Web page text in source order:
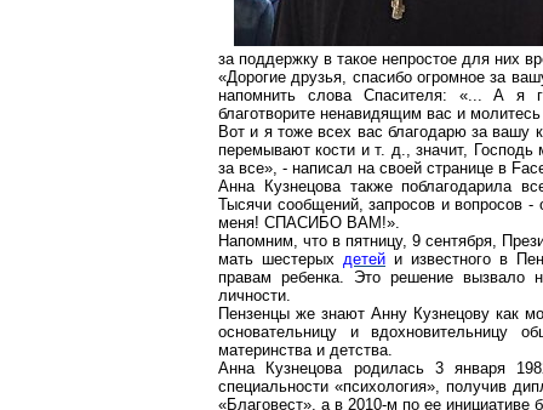
за поддержку в такое непростое для них
«Дорогие друзья, спасибо огромное за
напомнить слова Спасителя: «... А я
благотворите ненавидящим вас и
Вот и я тоже всех вас благодарю за вашу
перемывают кости и т. д., значит,
за все», - написал на своей странице в
Анна Кузнецова также поблагодарила
Тысячи сообщений, запросов и вопросов
меня! СПАСИБО ВАМ!».
Напомним, что в пятницу, 9 сентября,
мать шестерых детей и известного в
правам ребенка. Это решение вызвало
личности.
Пензенцы же знают Анну Кузнецову как
основательницу и вдохновительницу
материнства и детства.
Анна Кузнецова родилась 3 января
специальности «психология», получив
«Благовест», а в 2010-м по ее